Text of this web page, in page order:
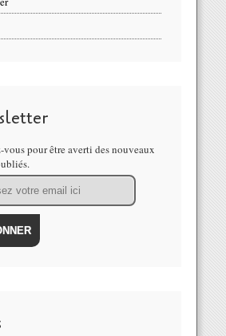
pour être averti des nouveaux